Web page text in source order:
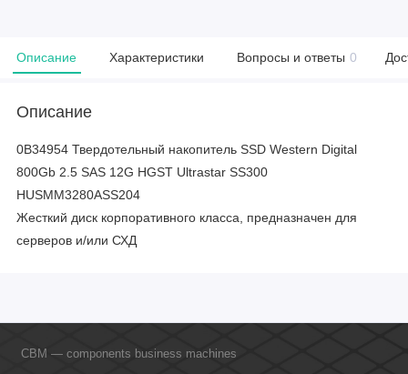
Описание Характеристики Вопросы и ответы 0
Описание
0B34954 Твердотельный накопитель SSD Western Digital
800Gb 2.5 SAS 12G HGST Ultrastar SS300
HUSMM3280ASS204
Жесткий диск корпоративного класса, предназначен для
серверов и/или СХД
CBM — components business machines